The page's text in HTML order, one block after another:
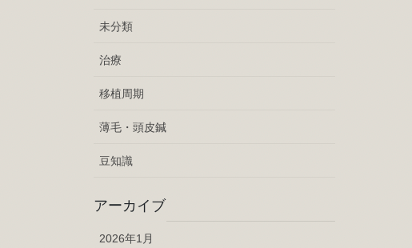
未分類
治療
移植周期
薄毛・頭皮鍼
豆知識
アーカイブ
2026年1月